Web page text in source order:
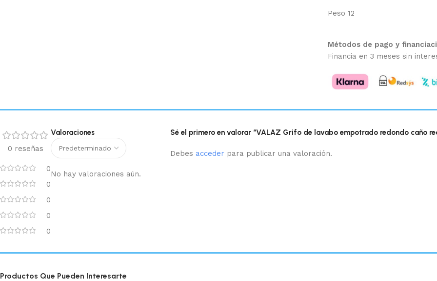
Peso 12
Métodos de pago y
Financia en 3 meses sin
0 reseñas
0
0
0
0
0
Valoraciones
No hay valoraciones aún.
Sé el primero en valorar “VALAZ Grifo de lavabo empotrado redondo caño
Debes acceder para publicar una valoración.
Productos Que Pueden Interesarte